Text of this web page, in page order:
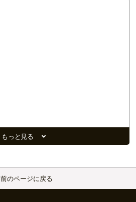
もっと見る
前のページに戻る